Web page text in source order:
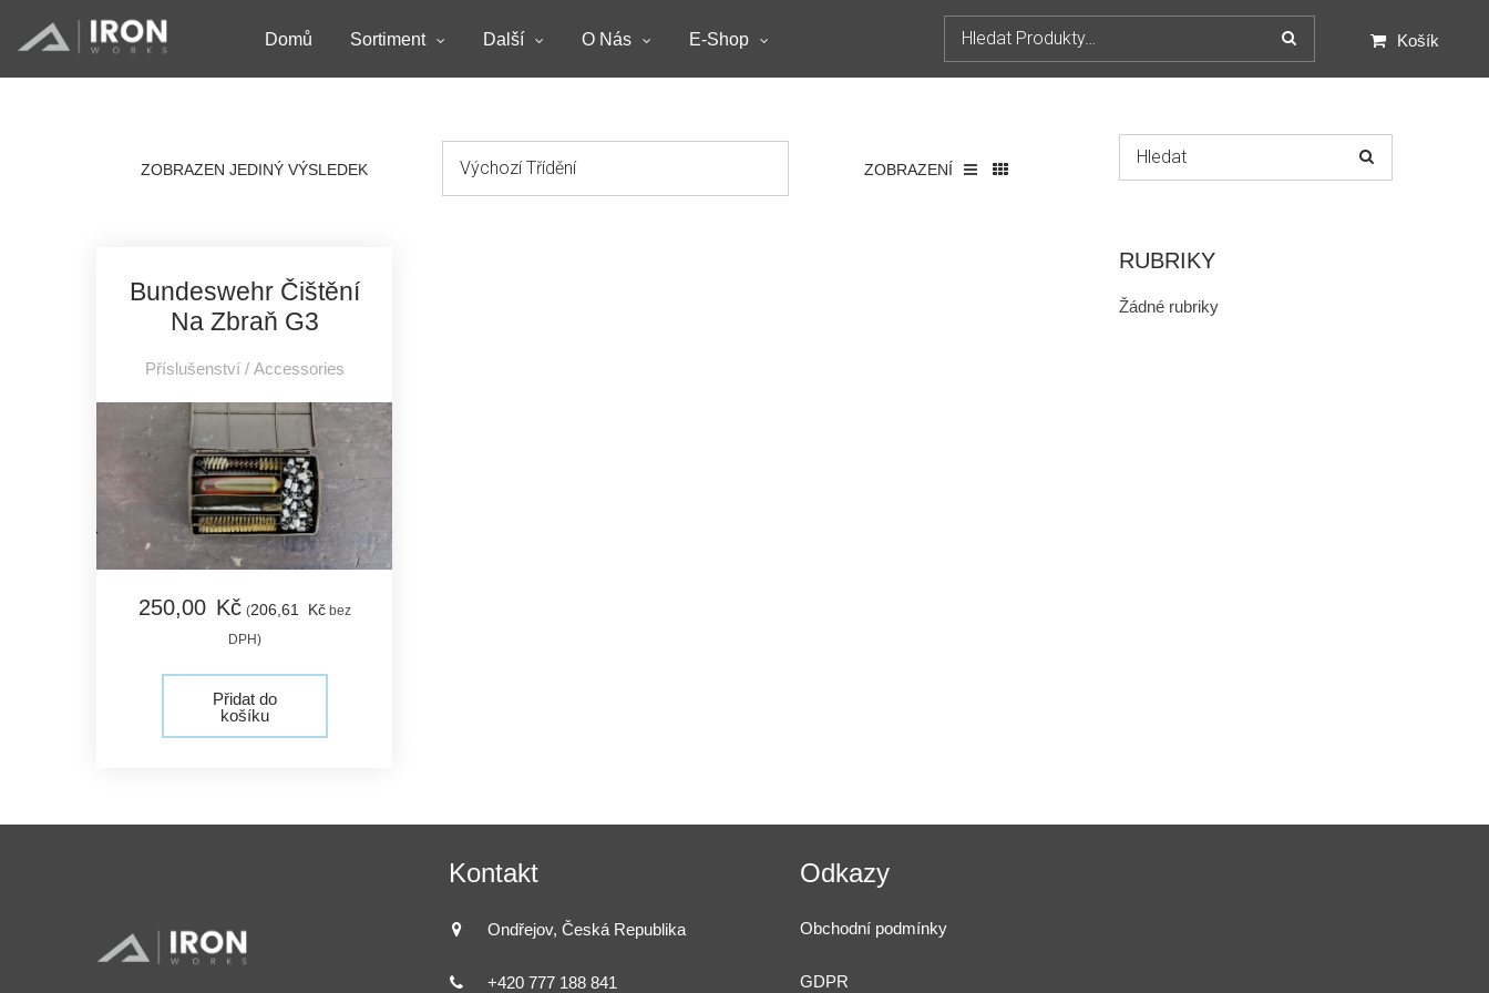
Domů Sortiment Další O Nás E-Shop Hledat: Košík
ZOBRAZEN JEDINÝ VÝSLEDEK ZOBRAZENÍ
Bundeswehr Čištění
Na Zbraň G3
Příslušenství / Accessories
250,00 Kč (206,61 Kčbez
DPH)
Přidat do
košíku
Hledat:
RUBRIKY
Žádné rubriky
Kontakt
Ondřejov, Česká Republika
+420 777 188 841
Odkazy
Obchodní podmínky
GDPR